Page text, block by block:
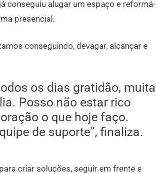
conseguiu alugar um espaço e reformá-
presencial.
conseguindo, devagar, alcançar e
os dias gratidão, muita
Posso não estar rico
o que hoje faço.
de suporte”, finaliza.
criar soluções, seguir em frente e